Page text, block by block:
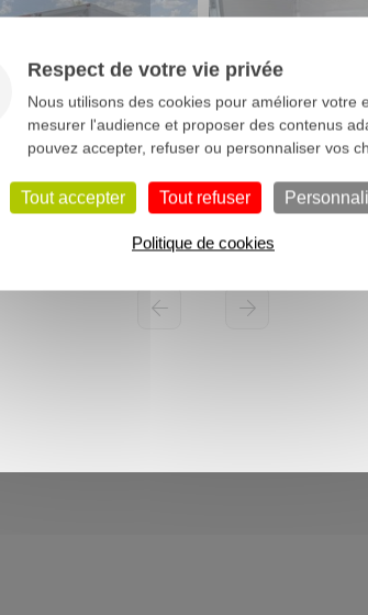
Respect de votre vie privée
Nous utilisons des cookies pour améliorer votre
mesurer l'audience et proposer des contenus
pouvez accepter, refuser ou personnaliser vos
Tout accepter Tout refuser
Politique de cookies